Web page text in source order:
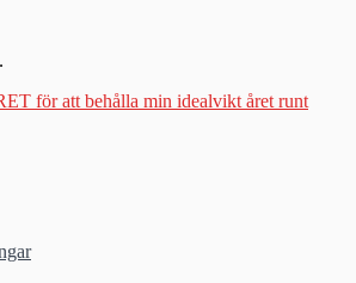
för att behålla min idealvikt året runt